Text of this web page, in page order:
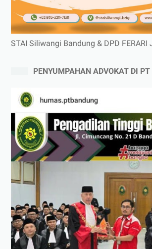
STAI Siliwangi Bandung & DPD FERARI
PENYUMPAHAN ADVOKAT DI PT